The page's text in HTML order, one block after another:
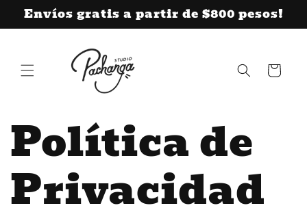
directamente
al contenido
Envíos gratis a partir de $800 pesos!
Carrito
Política de
Privacidad